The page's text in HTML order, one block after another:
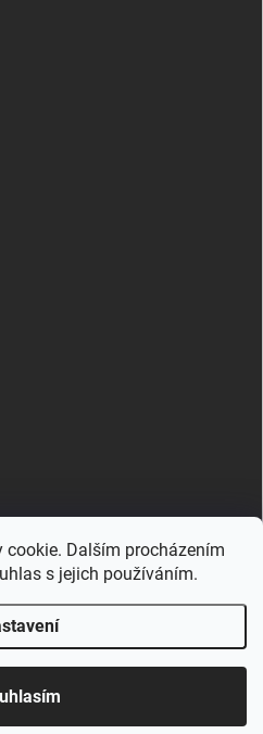
Dalším procházením
s jejich používáním.
Porovnávač.cz